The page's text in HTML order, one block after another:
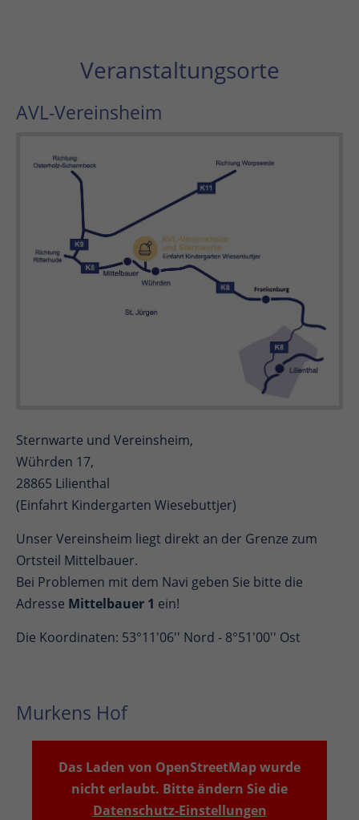
Veranstaltungsorte
AVL-Vereinsheim
Sternwarte und Vereinsheim,
Wührden 17,
28865 Lilienthal
(Einfahrt Kindergarten Wiesebuttjer)
Unser Vereinsheim liegt direkt an der Grenze zum
Ortsteil Mittelbauer.
Bei Problemen mit dem Navi geben Sie bitte die
Adresse Mittelbauer 1 ein!
Die Koordinaten: 53°11'06'' Nord - 8°51'00'' Ost
Murkens Hof
Das Laden von OpenStreetMap wurde
nicht erlaubt. Bitte ändern Sie die
Datenschutz-Einstellungen